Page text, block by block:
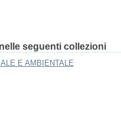
seguenti collezioni
E AMBIENTALE